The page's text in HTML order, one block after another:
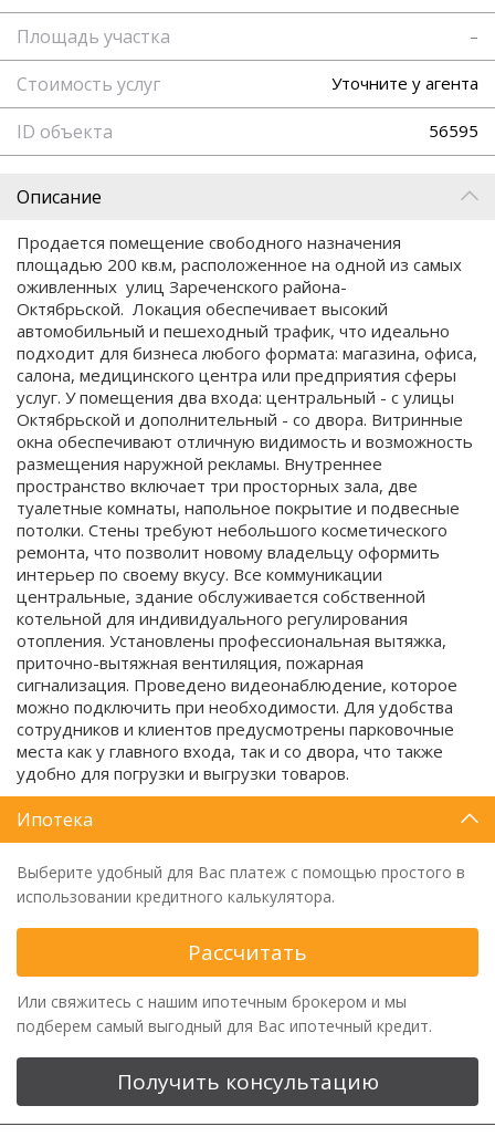
Площадь участка
–
Стоимость услуг Уточните у агента
ID объекта 56595
Описание
Продается помещение свободного назначения
площадью 200 кв.м, расположенное на одной из самых
оживленных улиц Зареченского района-
Октябрьской. Локация обеспечивает высокий
автомобильный и пешеходный трафик, что идеально
подходит для бизнеса любого формата: магазина, офиса,
салона, медицинского центра или предприятия сферы
услуг. У помещения два входа: центральный - с улицы
Октябрьской и дополнительный - со двора. Витринные
окна обеспечивают отличную видимость и возможность
размещения наружной рекламы. Внутреннее
пространство включает три просторных зала, две
туалетные комнаты, напольное покрытие и подвесные
потолки. Стены требуют небольшого косметического
ремонта, что позволит новому владельцу оформить
интерьер по своему вкусу. Все коммуникации
центральные, здание обслуживается собственной
котельной для индивидуального регулирования
отопления. Установлены профессиональная вытяжка,
приточно-вытяжная вентиляция, пожарная
сигнализация. Проведено видеонаблюдение, которое
можно подключить при необходимости. Для удобства
сотрудников и клиентов предусмотрены парковочные
места как у главного входа, так и со двора, что также
удобно для погрузки и выгрузки товаров.
Ипотека
Выберите удобный для Вас платеж с помощью простого в
использовании кредитного калькулятора.
Рассчитать
Или свяжитесь с нашим ипотечным брокером и мы
подберем самый выгодный для Вас ипотечный кредит.
Получить консультацию